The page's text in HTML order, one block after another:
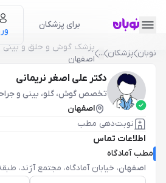
برای پزشکان
نوبان پزشکان ...
پزشک گوش و حلق و بيني
اصفهان
دکتر علی اصغر نریمانی
تخصص گوش، گلو، بینی و
اصفهان
نوبت‌دهی مطب
اطلاعات تماس
مطب آمادگاه
اصفهان، خیابان آمادگاه، مجتمع آژند، طبقه 4